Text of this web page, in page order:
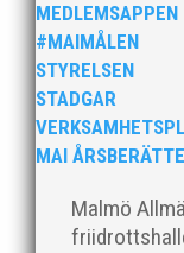
#MAIMÅLEN
STYRELSEN
STADGAR
MAI
Malmö
MAI